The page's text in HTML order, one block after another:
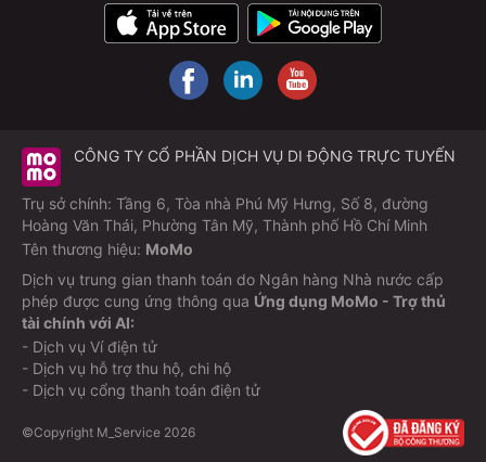
Chọn tiếp“Chính sách huỷ vé”để xem chi tiết
hệ trực tiếp tổng đài chăm sóc khách hàng MoMo
(cước phí 1.000đ/phút). Đội ngũ tư vấn luôn
tâm đặt vé và di chuyển thuận lợi.
Xe có phục vụ tiện ích như khăn, nước,
wifi không?
Nhà xe trang bị wifi, khăn giấy, khăn ướt, dép đi trong
xe, nước uống miễn phí.
Có đón ở nhiều điểm giữa đường không?
Có. Xe chạy qua quốc lộ 13, qua Đồng Xoài, Buôn Ma
Thuột, Pleiku... nên có khả năng đón trả linh hoạt dọc
tuyến.
CÔNG TY CỔ PHẦN DỊCH VỤ DI ĐỘNG TRỰC TUYẾN
Trụ sở chính: Tầng 6, Tòa nhà Phú Mỹ Hưng, Số 8, đường
Hoàng Văn Thái, Phường Tân Mỹ, Thành phố Hồ Chí Minh
Tên thương hiệu: MoMo
Dịch vụ trung gian thanh toán do Ngân hàng Nhà nước cấp
phép được cung ứng thông qua Ứng dụng MoMo - Trợ thủ
tài chính với AI:
- Dịch vụ Ví điện tử
- Dịch vụ hỗ trợ thu hộ, chi hộ
- Dịch vụ cổng thanh toán điện tử
©Copyright M_Service 2026